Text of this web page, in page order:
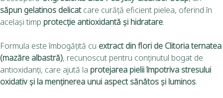
săpun gelatinos delicatcare curăță eficient pielea, oferind în
același timp protecție antioxidantă și hidratare.
Formula este îmbogățită cu extract din flori de Clitoria ternatea
(mazăre albastră), recunoscut pentru conținutul bogat de
antioxidanți, care ajută la protejarea pielii împotriva stresului
oxidativ și la menținerea unui aspect sănătos și luminos.